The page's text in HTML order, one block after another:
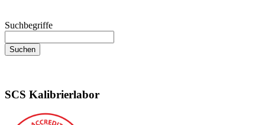
Suchbegriffe
SCS Kalibrierlabor